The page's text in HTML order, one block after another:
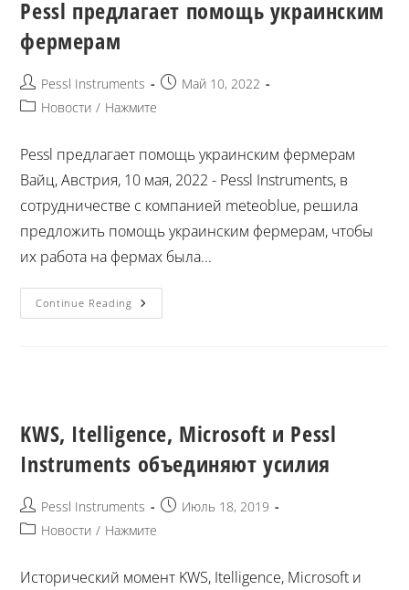
Pessl предлагает помощь украинским
фермерам
Pessl Instruments
Май 10, 2022
Новости / Нажмите
Pessl предлагает помощь украинским фермерам
Вайц, Австрия, 10 мая, 2022 - Pessl Instruments, в
сотрудничестве с компанией meteoblue, решила
предложить помощь украинским фермерам, чтобы
их работа на фермах была...
Continue Reading
KWS, Itelligence, Microsoft и Pessl
Instruments объединяют усилия
Pessl Instruments
Июль 18, 2019
Новости / Нажмите
Исторический момент KWS, Itelligence, Microsoft и